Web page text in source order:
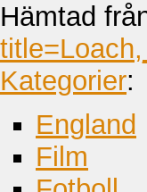
Hämtad
Kategorier:
England
Film